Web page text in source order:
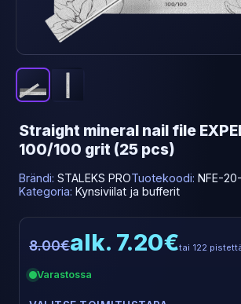
Straight mineral nail file
100/100 grit (25 pcs)
Brändi: STALEKS PROTuotekoodi: NFE-
Kategoria: Kynsiviilat ja bufferit
8.00€alk. 7.20€tai 122
Varastossa